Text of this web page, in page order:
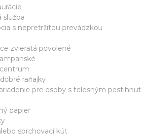
služba
s nepretržitou prevádzkou
zvieratá povolené
raňajky
pre osoby s telesným
papier
sprchovací kút